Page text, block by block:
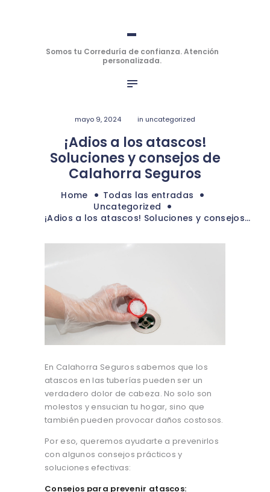
-
Somos tu Correduría de confianza. Atención
personalizada.
mayo 9, 2024 inuncategorized
¡Adios a los atascos!
Soluciones y consejos de
Calahorra Seguros
Home
Todas las entradas
Uncategorized
¡Adios a los atascos! Soluciones y consejos...
-
Somos tu Correduría de confianza. Atención personalizada.
PERSONALES
EMPRESAS
HABLAMOS
BLOG
En Calahorra Seguros sabemos que los
atascos en las tuberías pueden ser un
verdadero dolor de cabeza. No solo son
molestos y ensucian tu hogar, sino que
también pueden provocar daños costosos.
Por eso, queremos ayudarte a prevenirlos
con algunos consejos prácticos y
soluciones efectivas:
Consejos para prevenir atascos: